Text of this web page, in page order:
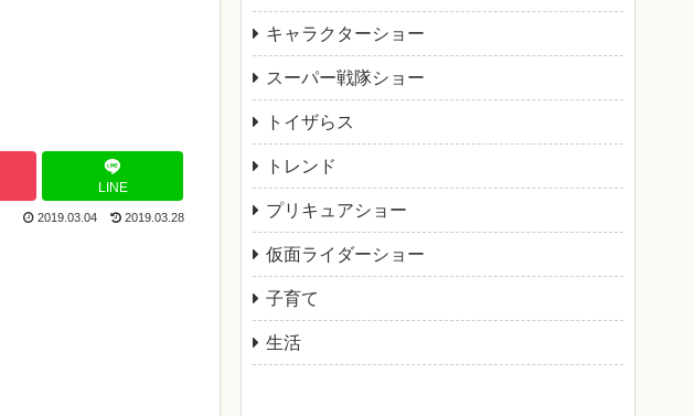
LINE
2019.03.04 2019.03.28
キャラクターショー
スーパー戦隊ショー
トイザらス
トレンド
プリキュアショー
仮面ライダーショー
子育て
生活